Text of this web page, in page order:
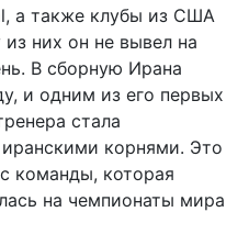
а также клубы из США
них он не вывел на
В сборную Ирана
и одним из его первых
стала
иранскими корнями. Это
команды, которая
на чемпионаты мира